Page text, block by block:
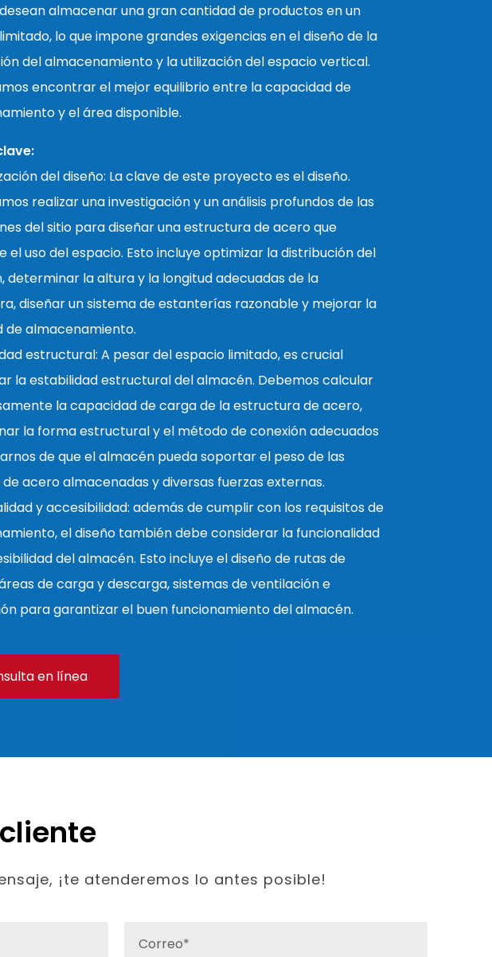
almacenar una gran cantidad de productos en un
lo que impone grandes exigencias en el diseño de la
del almacenamiento y la utilización del espacio vertical.
encontrar el mejor equilibrio entre la capacidad de
y el área disponible.
del diseño: La clave de este proyecto es el diseño.
realizar una investigación y un análisis profundos de las
del sitio para diseñar una estructura de acero que
el uso del espacio. Esto incluye optimizar la distribución del
determinar la altura y la longitud adecuadas de la
diseñar un sistema de estanterías razonable y mejorar la
de almacenamiento.
estructural: A pesar del espacio limitado, es crucial
la estabilidad estructural del almacén. Debemos calcular
la capacidad de carga de la estructura de acero,
la forma estructural y el método de conexión adecuados
de que el almacén pueda soportar el peso de las
acero almacenadas y diversas fuerzas externas.
y accesibilidad: además de cumplir con los requisitos de
el diseño también debe considerar la funcionalidad
del almacén. Esto incluye el diseño de rutas de
de carga y descarga, sistemas de ventilación e
para garantizar el buen funcionamiento del almacén.
en línea
¡te atenderemos lo antes posible!